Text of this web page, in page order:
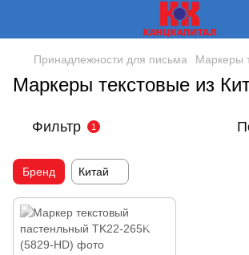
Принадлежности для письма Маркеры
Маркеры текстовые из
Фильтр 1
Бренд Китай